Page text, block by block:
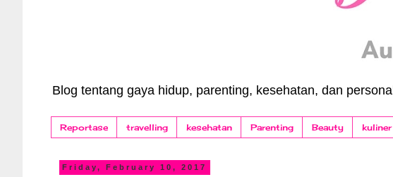
Blog tentang gaya hidup, parenting, kesehatan, dan personal
Reportase travelling kesehatan Parenting Beauty kuliner
Friday, February 10, 2017